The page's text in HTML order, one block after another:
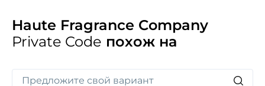
Haute Fragrance Company
Private Code похож на